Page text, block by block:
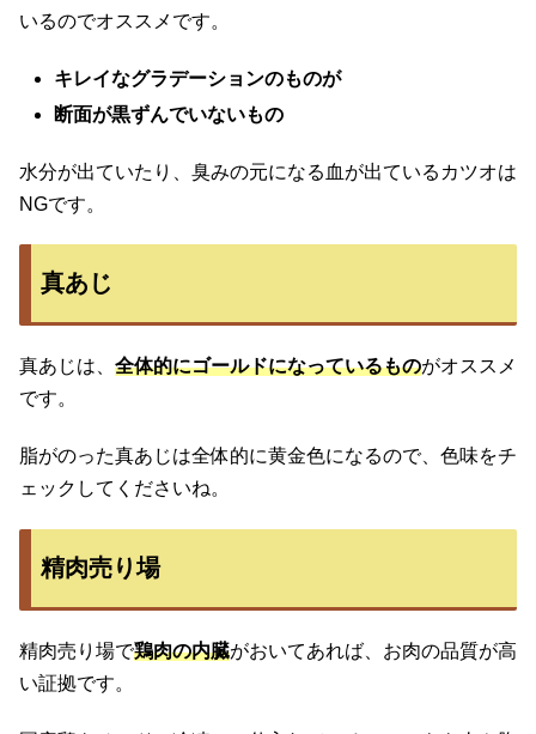
いるのでオススメです。
キレイなグラデーションのものが
断面が黒ずんでいないもの
水分が出ていたり、臭みの元になる血が出ているカツオは
NGです。
真あじ
真あじは、 全体的にゴールドになっているものがオススメ
です。
脂がのった真あじは全体的に黄金色になるので、色味をチ
ェックしてくださいね。
精肉売り場
精肉売り場で鶏肉の内臓がおいてあれば、お肉の品質が高
い証拠です。